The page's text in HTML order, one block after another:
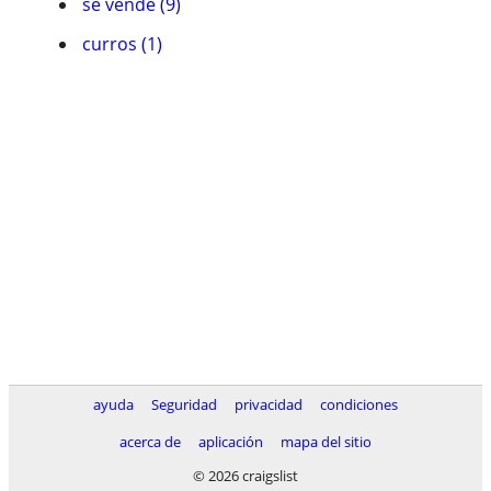
curros (1)
ayuda Seguridad privacidad
condiciones
acerca de
aplicación
mapa del sitio
© 2026 craigslist